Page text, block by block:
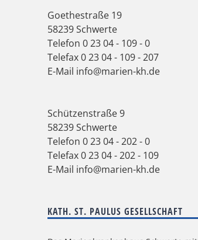
Goethestraße 19
58239 Schwerte
Telefon0 23 04 - 109 - 0
Telefax 0 23 04 - 109 - 207
E-Mail info@marien-kh.de
Schützenstraße 9
58239 Schwerte
Telefon0 23 04 - 202 - 0
Telefax 0 23 04 - 202 - 109
E-Mail info@marien-kh.de
KATH. ST. PAULUS GESELLSCHAFT